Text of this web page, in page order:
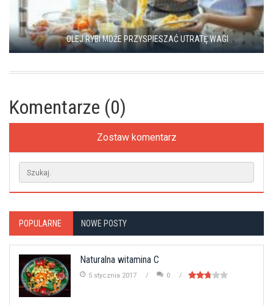
OLEJ RYBI MOŻE PRZYSPIESZAĆ UTRATĘ WAGI
Komentarze (0)
Zostaw komentarz
POPULARNE NOWE POSTY
Naturalna witamina C
5 stycznia 2017 0